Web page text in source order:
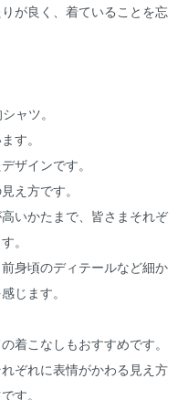
が良く、着ていることを忘
ャツ。
す。
ザインです。
え方です。
いかたまで、皆さまそれぞ
。
身頃のディテールなど細か
じます。
着こなしもおすすめです。
ぞれに表情がかわる見え方
す。